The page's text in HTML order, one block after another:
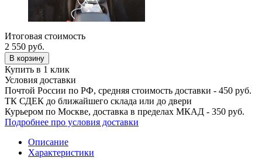
Итоговая стоимость
2 550 руб.
В корзину
Купить в 1 клик
Условия доставки
Почтой России по РФ, средняя стоимость доставки - 450 руб.
ТК СДЕК до ближайшего склада или до двери
Курьером по Москве, доставка в пределах МКАД - 350 руб.
Подробнее про условия доставки
Описание
Характеристики